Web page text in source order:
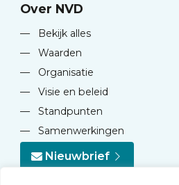
Over NVD
—
Bekijk alles
—
Waarden
—
Organisatie
—
Visie en beleid
—
Standpunten
—
Samenwerkingen
Nieuwbrief